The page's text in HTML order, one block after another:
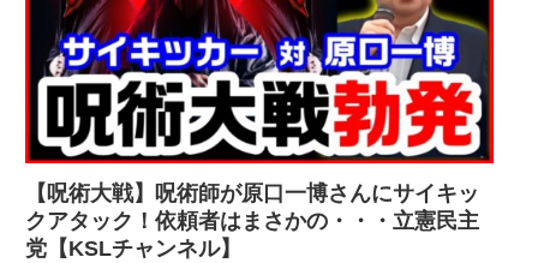
【呪術大戦】呪術師が原口一博さんにサイキッ
クアタック！依頼者はまさかの・・・立憲民主
党【KSLチャンネル】